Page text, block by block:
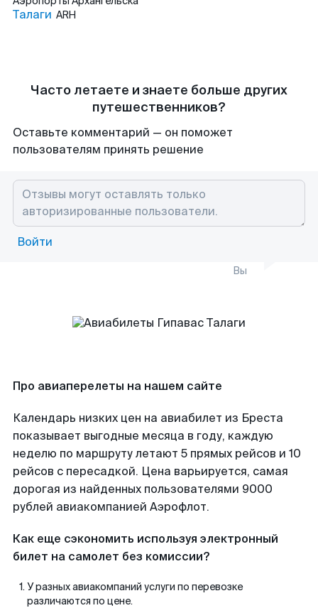
Талаги ARH
Часто летаете и знаете больше других
путешественников?
Оставьте комментарий — он поможет
пользователям принять решение
Войти
Вы
Про авиаперелеты на нашем сайте
Календарь низких цен на авиабилет из Бреста
показывает выгодные месяца в году, каждую
неделю по маршруту летают 5 прямых рейсов и 10
рейсов с пересадкой. Цена варьируется, самая
дорогая из найденных пользователями 9000
рублей авиакомпанией Аэрофлот.
Как еще сэкономить используя электронный
билет на самолет без комиссии?
У разных авиакомпаний услуги по перевозке
различаются по цене.